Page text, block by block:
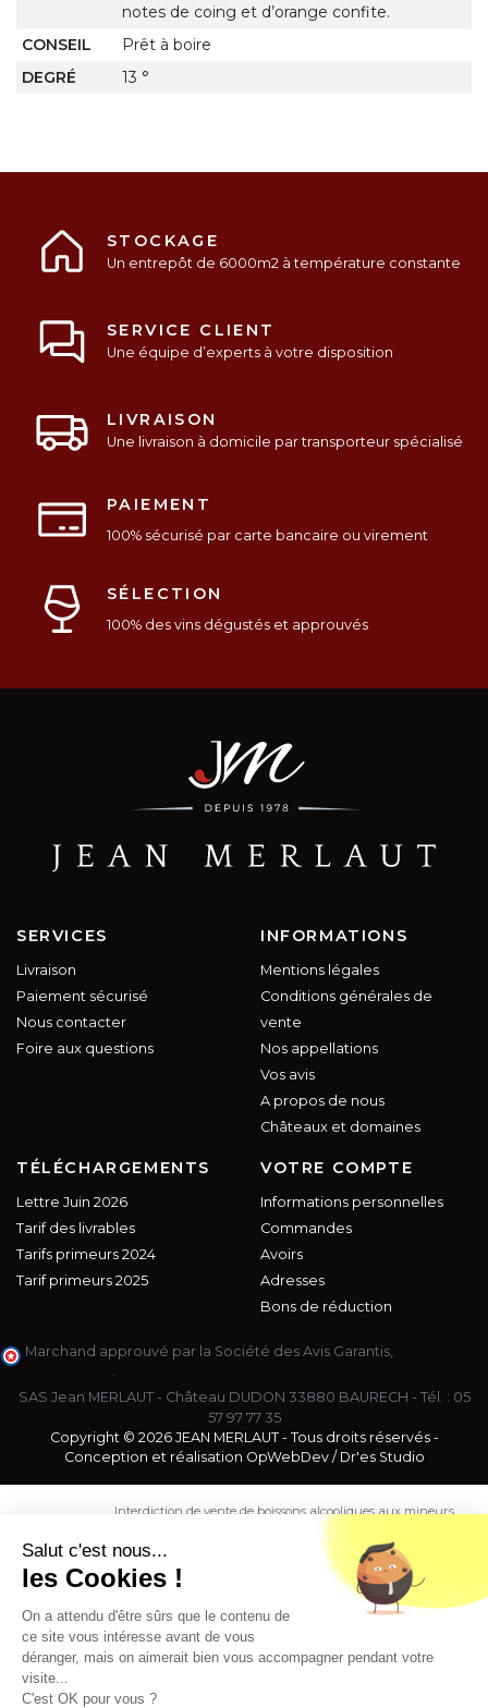
notes de coing et d’orange confite.
CONSEIL
Prêt à boire
DEGRÉ
13 °
STOCKAGE
Un entrepôt de 6000m2 à température constante
SERVICE CLIENT
Une équipe d’experts à votre disposition
LIVRAISON
Une livraison à domicile par transporteur spécialisé
PAIEMENT
100% sécurisé par carte bancaire ou virement
SÉLECTION
100% des vins dégustés et approuvés
SERVICES
Livraison
Paiement sécurisé
Nous contacter
Foire aux questions
INFORMATIONS
Mentions légales
Conditions générales de
vente
Nos appellations
Vos avis
A propos de nous
Châteaux et domaines
TÉLÉCHARGEMENTS
Lettre Juin 2026
Tarif des livrables
Tarifs primeurs 2024
Tarif primeurs 2025
VOTRE COMPTE
Informations personnelles
Commandes
Avoirs
Adresses
Bons de réduction
Marchand approuvé par la Société des Avis Garantis,
.
SAS Jean MERLAUT - Château DUDON 33880 BAURECH - Tél. : 05
57 97 77 35
Copyright © 2026 JEAN MERLAUT - Tous droits réservés -
Conception et réalisation OpWebDev/ Dr'es Studio
Interdiction de vente de boissons alcooliques aux mineurs
est exigée au moment de la vente en ligne.
CODE DE LA SANTE PUBLIQUE, ART. L. 3342-1 et L. 3353-3
L'abus d'alcool est dangereux pour la santé. Sachez
Salut c'est nous...
les Cookies !
On a attendu d'être sûrs que le contenu de
ce site vous intéresse avant de vous
déranger, mais on aimerait bien vous accompagner pendant votre
visite...
C'est OK pour vous ?